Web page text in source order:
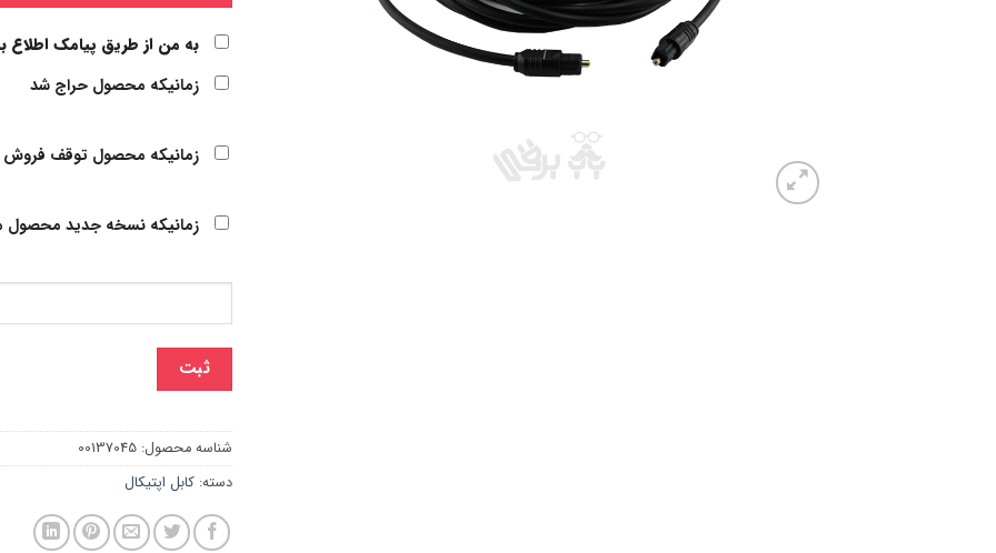
به من از طریق پیامک اطلاع
زمانیکه محصول حراج شد
زمانیکه محصول توقف
زمانیکه نسخه جدید محصول
ثبت
شناسه محصول: 00137045
دسته: کابل اپتیکال